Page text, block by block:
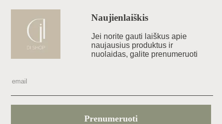
Naujienlaiškis
Jei norite gauti laiškus apie
naujausius produktus ir
nuolaidas, galite prenumeruoti
Prenumeruoti